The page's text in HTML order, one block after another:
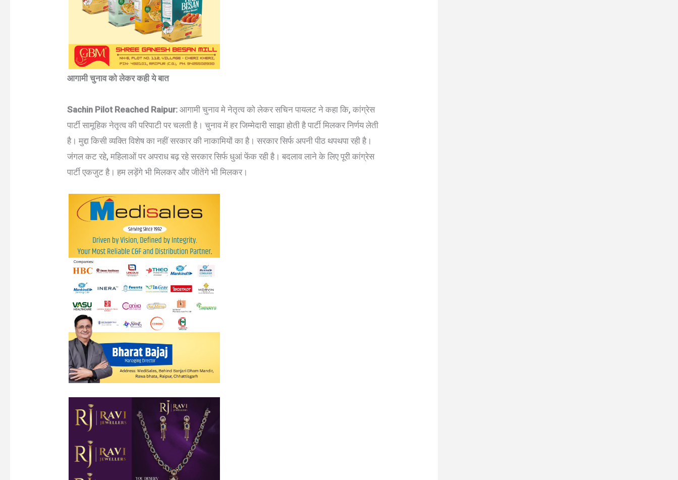
आगामी चुनाव को लेकर कही ये बात
Sachin Pilot Reached Raipur:आगामी चुनाव मे नेतृत्व को लेकर सचिन पायलट ने कहा कि, कांग्रेस
पार्टी सामूहिक नेतृत्व की परिपाटी पर चलती है। चुनाव में हर जिम्मेदारी साझा होती है पार्टी मिलकर निर्णय लेती
है। मुद्दा किसी व्यक्ति विशेष का नहीं सरकार की नाकामियों का है। सरकार सिर्फ अपनी पीठ थपथपा रही है।
जंगल कट रहे, महिलाओं पर अपराध बढ़ रहे सरकार सिर्फ धुआं फेंक रही है। बदलाव लाने के लिए पूरी कांग्रेस
पार्टी एकजुट है। हम लड़ेंगे भी मिलकर और जीतेंगे भी मिलकर।